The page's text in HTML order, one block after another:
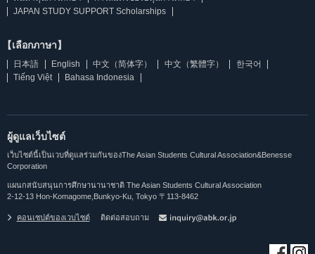
JAPAN STUDY SUPPORT Scholarships
【เลือกภาษา】
日本語 English 中文（简体字） 中文（繁體字）
한국어
Tiếng Việt
Bahasa Indonesia
ผู้ดูแลเว็บไซต์
เว็บไซต์นี้เป็นเวบที่ดูแลร่วมกันของThe Asian Students Cultural Association&Benesse
Corporation
แผนกสนับสนุนการศึกษานานาชาติ The Asian Students Cultural Association
2-12-13 Hon-Komagome,Bunkyo-Ku, Tokyo 〒113-8462
คอนเซปต์ของเวบไซต์ ติดต่อสอบถาม